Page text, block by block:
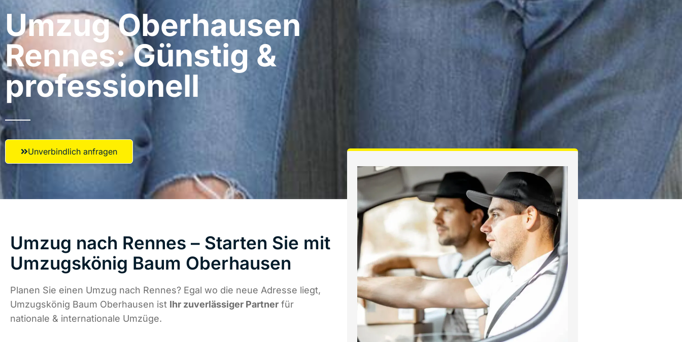
Umzug Oberhausen​
Rennes: Günstig &
professionell​
Unverbindlich anfragen
Umzug nach Rennes – Starten Sie mit
Umzugskönig Baum Oberhausen
Planen Sie einen Umzug nach Rennes? Egal wo die neue Adresse liegt,
Umzugskönig Baum Oberhausen ist Ihr zuverlässiger Partner für
nationale & internationale Umzüge.